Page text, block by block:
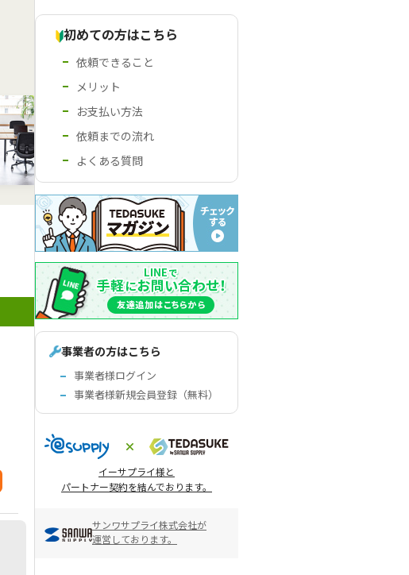
初めての方はこちら
依頼できること
メリット
お支払い方法
依頼までの流れ
よくある質問
事業者の方はこちら
事業者様ログイン
事業者様新規会員登録（無料）
イーサプライ様と
パートナー契約を結んでおります。
サンワサプライ株式会社が
運営しております。